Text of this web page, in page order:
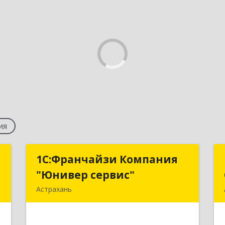
1С:Франчайзи Компания
"Юнивер сервис"
Астрахань
1С:Франчайзи Компания
"Юнивер сервис"